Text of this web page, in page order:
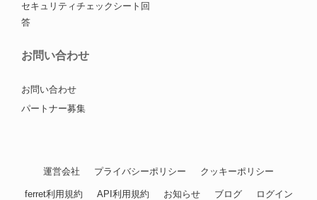
セキュリティチェックシート回
答
お問い合わせ
お問い合わせ
パートナー募集
運営会社 プライバシーポリシー クッキーポリシー
ferret利用規約 API利用規約 お知らせ ブログ ログイン